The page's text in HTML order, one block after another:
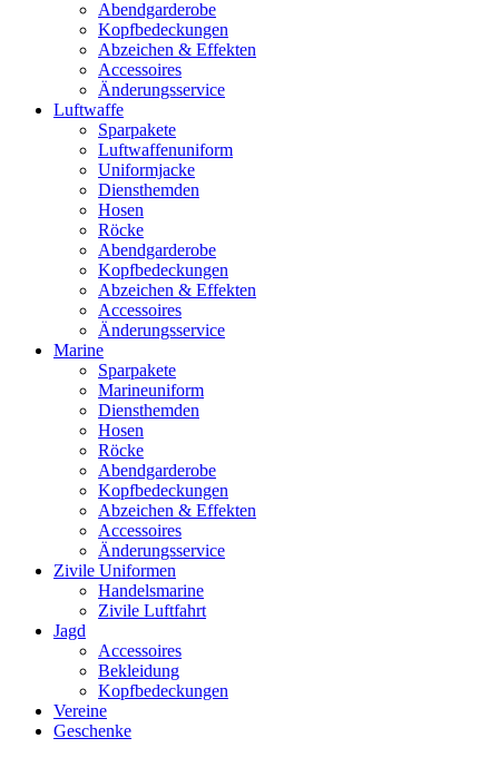
Abendgarderobe
Kopfbedeckungen
Abzeichen & Effekten
Accessoires
Änderungsservice
Luftwaffe
Sparpakete
Luftwaffenuniform
Uniformjacke
Diensthemden
Hosen
Röcke
Abendgarderobe
Kopfbedeckungen
Abzeichen & Effekten
Accessoires
Änderungsservice
Marine
Sparpakete
Marineuniform
Diensthemden
Hosen
Röcke
Abendgarderobe
Kopfbedeckungen
Abzeichen & Effekten
Accessoires
Änderungsservice
Zivile Uniformen
Handelsmarine
Zivile Luftfahrt
Jagd
Accessoires
Bekleidung
Kopfbedeckungen
Vereine
Geschenke